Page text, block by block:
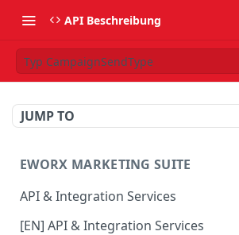
API Beschreibung
Typ CampaignSendType
JUMP TO
EWORX MARKETING SUITE
API & Integration Services
Verwendung des JSON Webservice
[EN] API & Integration Services